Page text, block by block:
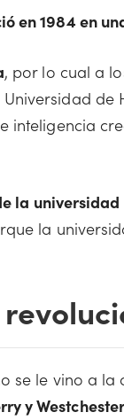
en 1984 en
, por lo cual a
de
inteligencia
la universidad
la
se le vino a
y